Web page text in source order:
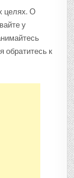
целях. О
у
обратитесь к